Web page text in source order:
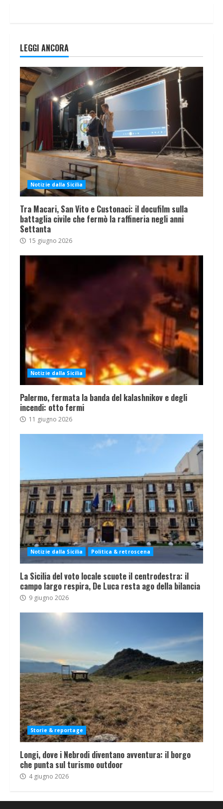
LEGGI ANCORA
Notizie dalla Sicilia
Tra Macari, San Vito e Custonaci: il docufilm sulla
battaglia civile che fermò la raffineria negli anni
Settanta
15 giugno 2026
Notizie dalla Sicilia
Palermo, fermata la banda del kalashnikov e degli
incendi: otto fermi
11 giugno 2026
Notizie dalla Sicilia Politica & retroscena
La Sicilia del voto locale scuote il centrodestra: il
campo largo respira, De Luca resta ago della bilancia
9 giugno 2026
Storie & reportage
Longi, dove i Nebrodi diventano avventura: il borgo
che punta sul turismo outdoor
4 giugno 2026